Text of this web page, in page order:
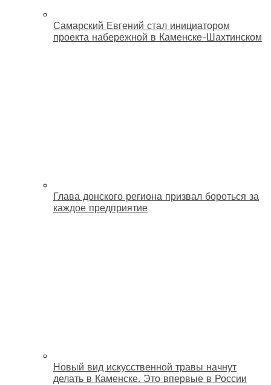
Самарский Евгений стал инициатором
проекта набережной в Каменске-Шахтинском
Глава донского региона призвал бороться за
каждое предприятие
Новый вид искусственной травы начнут
делать в Каменске. Это впервые в России